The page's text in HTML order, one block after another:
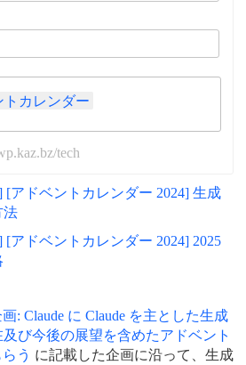
トカレンダー
tech
[アドベントカレンダー 2024] 生成
法
[アドベントカレンダー 2024] 2025
: Claude に Claude を主とした生成
び今後の展望を含めたアドベント
う に記載した企画に沿って、生成